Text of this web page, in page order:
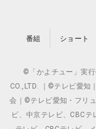
番組 ショート
©「かよチュー」実
CO.,LTD. ｜©テレビ愛
会｜©テレビ愛知・フリ
ビ、中京テレビ、CBC